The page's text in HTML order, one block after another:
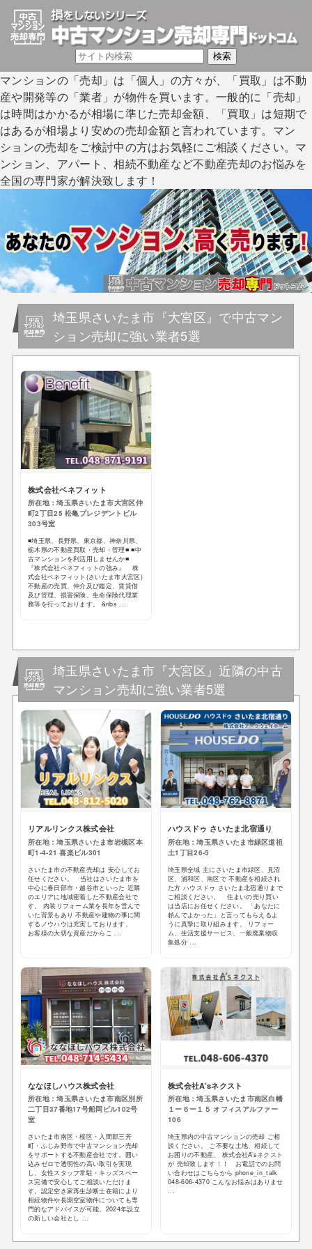
マンションの「売却」は「個人」の方々が、「買取」は不動
産や開発等の「業者」が物件を買います。一般的に「売却」
は時間はかかるが相場に準じた売却金額、「買取」は短期で
はあるが相場より安めの売却金額と言われています。マン
ションの売却をご検討中の方はお気軽にご相談ください。マ
ンション、アパート、相続不動産など不動産売却のお悩みを
全国の専門家が解決致します！
埼玉県さいたま市『大宮区』で中古マン
ション売却に強い業者5選
株式会社ベネフィット
所在地：埼玉県さいたま市大宮区仲
町2丁目25 松亀プレジデントビル
303号室
■埼玉県、長野県、東京都、神奈川県、
栃木県の不動産買取・売却・管理■ ■中
古マンションを利活用しませんか■
『株式会社ベネフィットの強み』 株
式会社ベネフィット(さいたま市大宮区)
不動産の売買、仲介及び鑑定、賃貸借
及び管理、損害保険、生命保険代理業
務等を行っております。 &nbs ...
埼玉県さいたま市『大宮区』近隣の中古
マンション売却に強い業者5選
リアルリンクス株式会社
所在地：埼玉県さいたま市岩槻区本
町1-4-21 喜楽ビル301
さいたま市の不動産売却は 安心してお
任せください。 当社はさいたま市を
中心に春日部市・越谷市といった 近隣
のエリアに地域密着した不動産会社で
す。 内装リフォーム業を長年を営んで
いた背景もあり 不動産や建物の事に関
するノウハウは充実しております。
お客様の大切な資産だからこ ...
ハウスドゥ さいたま北宿通り
所在地：埼玉県さいたま市緑区道祖
土1丁目26-5
埼玉県全域 主にさいたま市緑区、見沼
区、浦和区、南区で 不動産を相続され
た方 ハウスドゥ さいたま北宿通りまで
ご相談ください。 住まいの売り買い
は当店にお任せください。 「あなたに
頼んでよかった」と言ってもらえるよ
うに真摯に取り組みます。 リフォー
ム、生活支援サービス、一般廃棄物収
集処分 ...
ななほしハウス株式会社
所在地：埼玉県さいたま市南区別所
二丁目37番地17号船岡ビル102号
室
さいたま市南区・桜区・入間郡三芳
町・ふじみ野市で中古マンション売却
をサポートする不動産会社です。囲い
込みゼロで透明性の高い取引を実現
し、女性スタッフ常駐・キッズスペー
ス完備で安心してご相談いただけま
す。認定空き家再生診断士在籍により
相続物件や長期空室物件についても専
門的なアドバイスが可能。2024年設立
の新しい会社とし ...
株式会社A’sネクスト
所在地：埼玉県さいたま市南区白幡
１ー６ー１５ オフィスアルファー
106
埼玉県内の中古マンションの売却 ご相
談ください。 ご不要な土地、相続して
お困りの不動産、 株式会社A’sネクスト
が 売却致します！！ お電話でのお問
い合わせはこちらから phone_in_talk
048-606-4370 こんなお悩みはありませ
...